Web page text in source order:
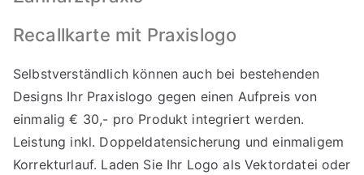
Recallkarte mit Praxislogo
Selbstverständlich können auch bei bestehenden
Designs Ihr Praxislogo gegen einen Aufpreis von
einmalig € 30,- pro Produkt integriert werden.
Leistung inkl. Doppeldatensicherung und einmaligem
Korrekturlauf. Laden Sie Ihr Logo als Vektordatei oder